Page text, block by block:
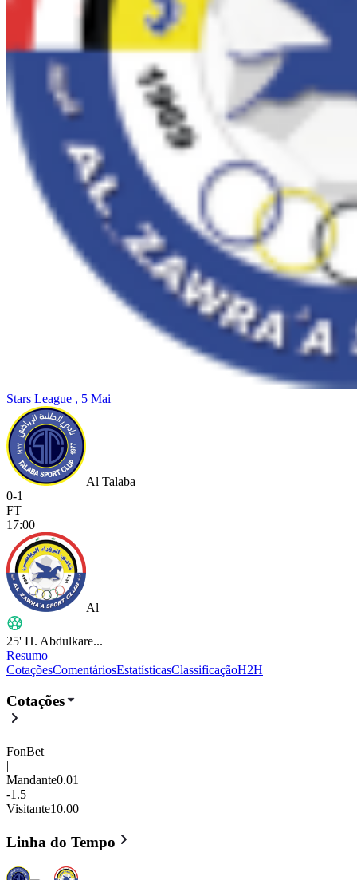
Stars League , 5 Mai
Al Talaba
0-1
FT
17:00
Al
25' H. Abdulkare...
Resumo
CotaçõesComentáriosEstatísticasClassificaçãoH2H
Al Talaba
Cotações
FonBet
|
Mandante0.01
-1.5
Visitante10.00
Linha do Tempo